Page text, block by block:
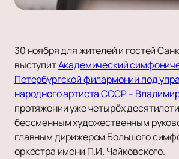
30 ноября для жителей и гостей
выступитАкадемический
Петербургской филармонии под
народного артиста СССР –
протяжении уже четырёх
бессменным художественным
главным дирижером Большого
оркестра имени П.И. Чайковского.